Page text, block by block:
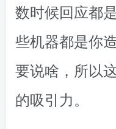
数时候回应都
些机器都是你
要说啥，所以
的吸引力。